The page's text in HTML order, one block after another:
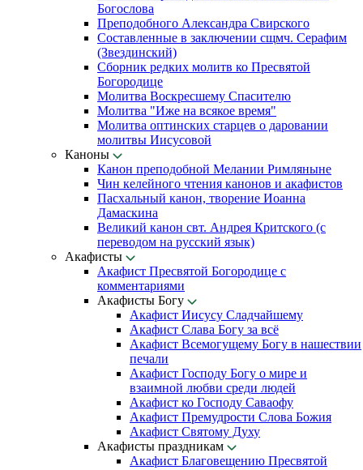
Богослова
Преподобного Александра Свирского
Составленные в заключении сщмч. Серафим
(Звездинский)
Сборник редких молитв ко Пресвятой
Богородице
Молитва Воскресшему Спасителю
Молитва "Иже на всякое время"
Молитва оптинских старцев о даровании
молитвы Иисусовой
Каноны
Канон преподобной Мелании Римляныне
Чин келейного чтения канонов и акафистов
Пасхальный канон, творение Иоанна
Дамаскина
Великий канон свт. Андрея Критского (с
переводом на русский язык)
Акафисты
Акафист Пресвятой Богородице с
комментариями
Акафисты Богу
Акафист Иисусу Сладчайшему
Акафист Слава Богу за всё
Акафист Всемогущему Богу в нашествии
печали
Акафист Господу Богу о мире и
взаимной любви среди людей
Акафист ко Господу Саваофу
Акафист Премудрости Слова Божия
Акафист Святому Духу
Акафисты праздникам
Акафист Благовещению Пресвятой